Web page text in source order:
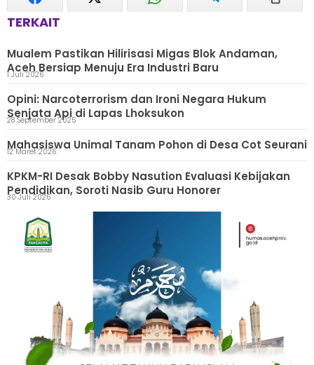
TERKAIT
Mualem Pastikan Hilirisasi Migas Blok Andaman,
Aceh Bersiap Menuju Era Industri Baru
1 Juli 2026
Opini: Narcoterrorism dan Ironi Negara Hukum
Senjata Api di Lapas Lhoksukon
28 September 2025
Mahasiswa Unimal Tanam Pohon di Desa Cot Seurani
12 Maret 2026
KPKM-RI Desak Bobby Nasution Evaluasi Kebijakan
Pendidikan, Soroti Nasib Guru Honorer
30 Juli 2026